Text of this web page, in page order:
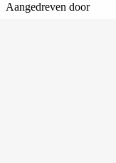
Aangedreven door